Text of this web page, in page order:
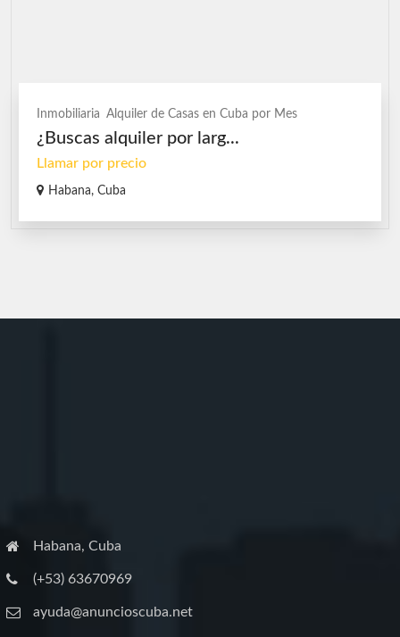
Inmobiliaria Alquiler de Casas en Cuba por Mes
¿Buscas alquiler por larg...
Llamar por precio
Habana, Cuba
Habana, Cuba
(+53) 63670969
ayuda@anuncioscuba.net